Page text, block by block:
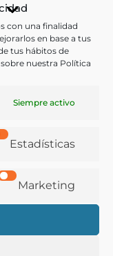
con una finalidad
en base a tus
tus hábitos de
nuestra Política
Siempre activo
Estadísticas
Marketing
Sindicatos
COMPARTIR